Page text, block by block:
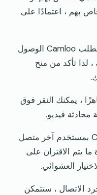
بهم ، اعتمادًا على
2. تمكين الكاميرا والميكروفون: يتطلب Camloo الوصول
، لذا تأكد من منح
، يمكنك النقر فوق
محادثة فيديو.
4. اتصال عشوائي: يقرنك Camloo بمستخدم آخر متصل
يتم الاقتران على
العشوائي.
الاتصال ، ستتمكن